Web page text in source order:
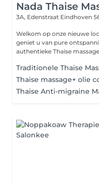
Nada Thaise
3A, Edenstraat Eindhoven
Welkom op onze nieuwe
geniet u van pure
authentieke Thaise
Traditionele Thaise
Thaise massage+ olie
Thaise Anti-migraine